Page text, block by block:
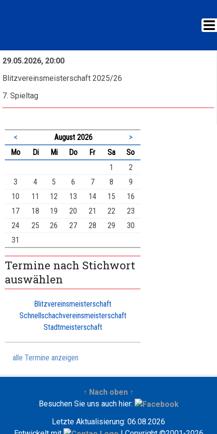
29.05.2026, 20:00
Blitzvereinsmeisterschaft 2025/26
7. Spieltag
< August 2026
>
Montag Dienstag
Mittwoch
Donnerstag
FreitagSamstag
Sonntag
1
2
3
4 5 6 7 8
9
10
11 12 13 14 15
16
17
18 19 20 21 22
23
24
25 26 27 28 29
30
31
Termine nach Stichwort
auswählen
Blitzvereinsmeisterschaft
Schnellschachvereinsmeisterschaft
Stadtmeisterschaft
alle Termine anzeigen
↑ Nach oben ↑
Besuchen Sie uns auch hier:
Letzte Aktualisierung: 06.08.2026